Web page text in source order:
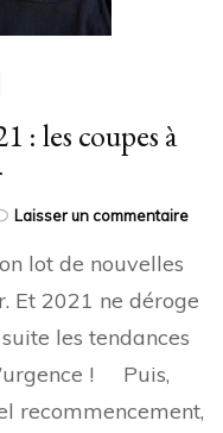
: les coupes à
Laisser un commentairesur
:
les
lot de nouvelles
Et 2021 ne déroge
les tendances
! Puis,
recommencement,